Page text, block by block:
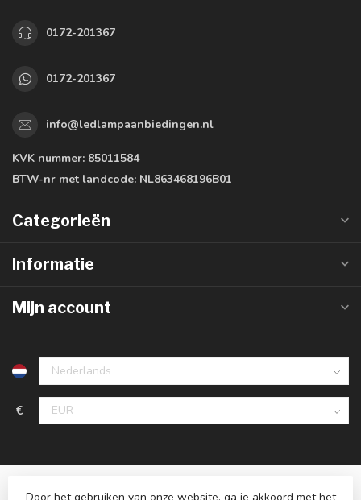
0172-201367
0172-201367
info@ledlampaanbiedingen.nl
KVK nummer: 85011584
BTW-nr met landcode: NL863468196B01
Categorieën
Informatie
Mijn account
€